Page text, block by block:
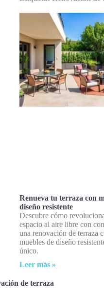
Renueva tu terraza con
diseño resistente
Descubre cómo
espacio al aire libre con
una renovación de terraza
muebles de diseño
único.
Leer más »
de terraza